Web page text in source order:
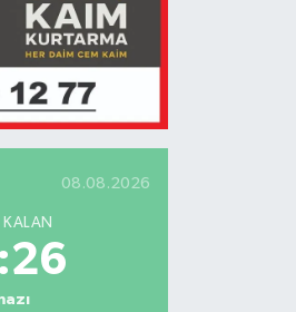
08.08.2026